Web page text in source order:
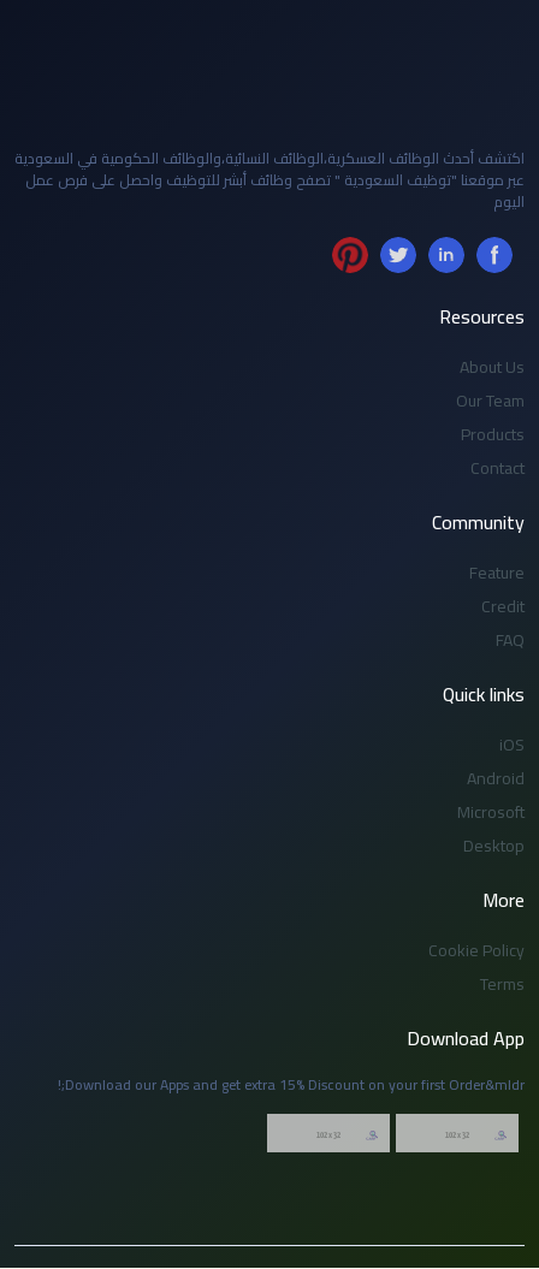
اكتشف أحدث الوظائف العسكرية،الوظائف النسائية،والوظائف الحكومية في السعودية
عبر موقعنا "توظيف السعودية " تصفح وظائف أبشر للتوظيف واحصل على فرص عمل
اليوم
Resources
About Us
Our Team
Products
Contact
Community
Feature
Credit
FAQ
Quick links
iOS
Android
Microsoft
Desktop
More
Cookie Policy
Terms
Download App
Download our Apps and get extra 15% Discount on your first Order&mldr;!